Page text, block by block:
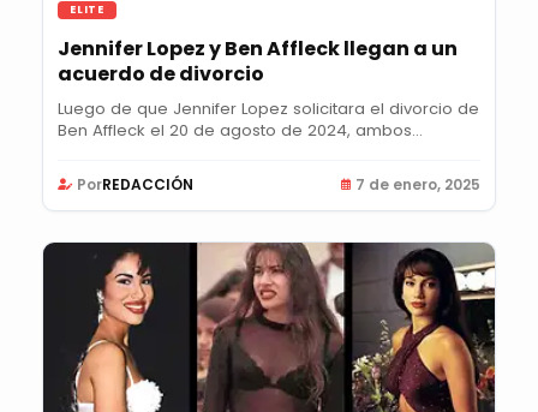
ELITE
Jennifer Lopez y Ben Affleck llegan a un
acuerdo de divorcio
Luego de que Jennifer Lopez solicitara el divorcio de
Ben Affleck el 20 de agosto de 2024, ambos...
PorREDACCIÓN 7 de enero, 2025